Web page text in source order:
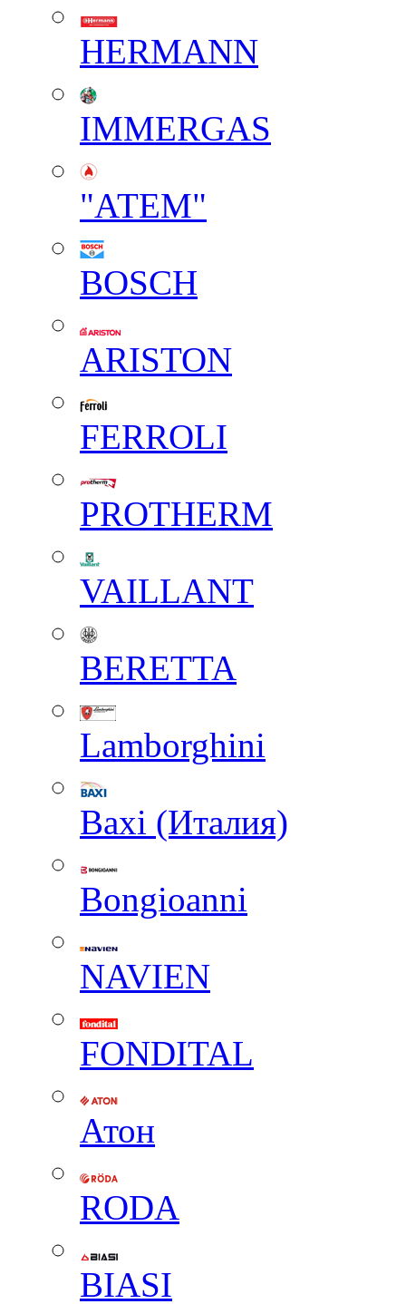
HERMANN
IMMERGAS
"АТЕМ"
BOSCH
ARISTON
FERROLI
PROTHERM
VAILLANT
BERETTA
Lamborghini
Baxi (Италия)
Вongioanni
NAVIEN
FONDITAL
Атон
RODA
BIASI